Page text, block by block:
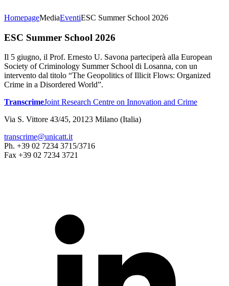
HomepageMediaEventiESC Summer School 2026
ESC Summer School 2026
Il 5 giugno, il Prof. Ernesto U. Savona parteciperà alla European
Society of Criminology Summer School di Losanna, con un
intervento dal titolo “The Geopolitics of Illicit Flows: Organized
Crime in a Disordered World”.
TranscrimeJoint Research Centre on Innovation and Crime
Via S. Vittore 43/45, 20123 Milano (Italia)
transcrime@unicatt.it
Ph. +39 02 7234 3715/3716
Fax +39 02 7234 3721